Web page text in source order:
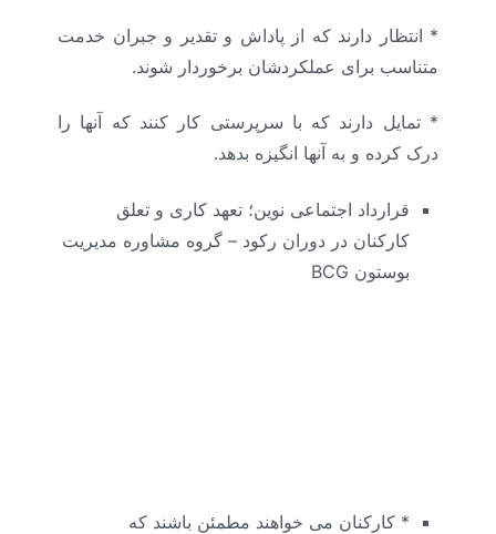
* انتظار دارند که از پاداش و تقدیر و جبران خدمت
متناسب برای عملکردشان برخوردار شوند.
* تمایل دارند که با سرپرستی کار کنند که آنها را
درک کرده و به آنها انگیزه بدهد.
قرارداد اجتماعی نوین؛ تعهد کاری و تعلق
کارکنان در دوران رکود – گروه مشاوره مدیریت
بوستون BCG
* کارکنان می خواهند مطمئن باشند که